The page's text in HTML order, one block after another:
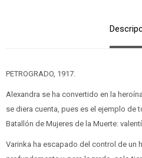
PETROGRADO, 1917.
Alexandra se ha convertido en la
se diera cuenta, pues es el ejemplo de
Batallón de Mujeres de la Muerte:
Varinka ha escapado del control de un